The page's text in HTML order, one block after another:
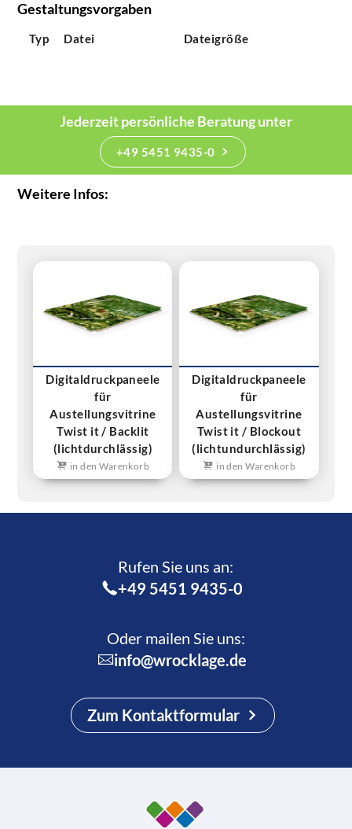
Gestaltungsvorgaben
Typ Datei Dateigröße
Jederzeit persönliche Beratung unter
+49 5451 9435-0
Weitere Infos:
Digitaldruckpaneele
für
Austellungsvitrine
Twist it / Backlit
(lichtdurchlässig)
in den Warenkorb
Digitaldruckpaneele
für
Austellungsvitrine
Twist it / Blockout
(lichtundurchlässig)
in den Warenkorb
Rufen Sie uns an:­
+49 5451 9435-0
Oder mailen Sie uns:
info@wrocklage.de
Zum Kontaktformular